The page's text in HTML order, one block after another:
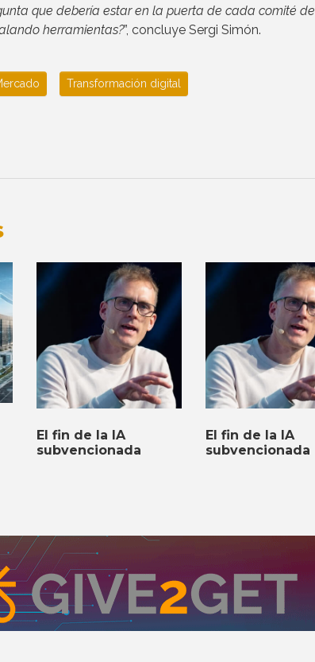
que debería estar en la puerta de cada comité de
herramientas?”, concluye Sergi Simón.
Transformación digital
El fin de la IA
subvencionada
El fin de la IA
subvencionada